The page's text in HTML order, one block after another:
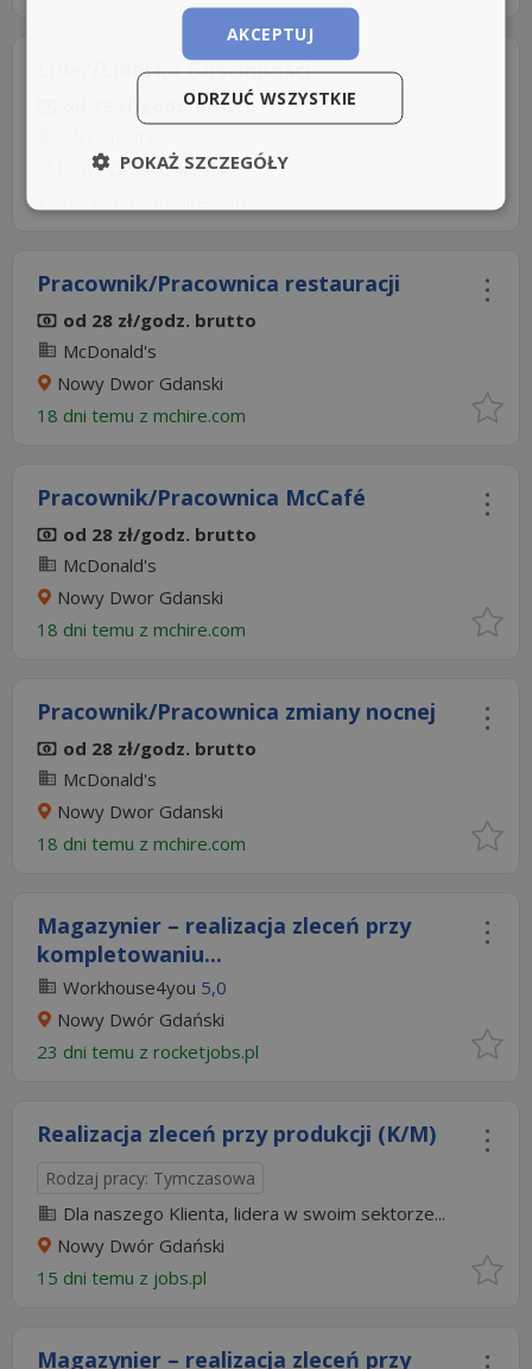
Lider/Liderka Gościnności
od 29 zł/godz. brutto
Nowy Dwor Gdanski
Pracownik/Pracownica restauracji
od 28 zł/godz. brutto
McDonald's
Nowy Dwor Gdanski
18 dni temu z mchire.com
Pracownik/Pracownica McCafé
od 28 zł/godz. brutto
McDonald's
Nowy Dwor Gdanski
18 dni temu z mchire.com
Pracownik/Pracownica zmiany nocnej
od 28 zł/godz. brutto
McDonald's
Nowy Dwor Gdanski
18 dni temu z mchire.com
Magazynier – realizacja zleceń przy
kompletowaniu...
Workhouse4you 5,0
Nowy Dwór Gdański
23 dni temu z rocketjobs.pl
Realizacja zleceń przy produkcji (K/M)
Rodzaj pracy: Tymczasowa
Dla naszego Klienta, lidera w swoim sektorze...
Nowy Dwór Gdański
15 dni temu z jobs.pl
Magazynier – realizacja zleceń przy
AKCEPTUJ
ODRZUĆ WSZYSTKIE
POKAŻ SZCZEGÓŁY